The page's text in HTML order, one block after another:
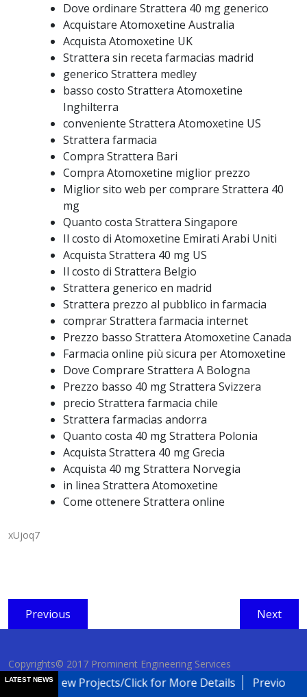
Dove ordinare Strattera 40 mg generico
Acquistare Atomoxetine Australia
Acquista Atomoxetine UK
Strattera sin receta farmacias madrid
generico Strattera medley
basso costo Strattera Atomoxetine
Inghilterra
conveniente Strattera Atomoxetine US
Strattera farmacia
Compra Strattera Bari
Compra Atomoxetine miglior prezzo
Miglior sito web per comprare Strattera 40
mg
Quanto costa Strattera Singapore
Il costo di Atomoxetine Emirati Arabi Uniti
Acquista Strattera 40 mg US
Il costo di Strattera Belgio
Strattera generico en madrid
Strattera prezzo al pubblico in farmacia
comprar Strattera farmacia internet
Prezzo basso Strattera Atomoxetine Canada
Farmacia online più sicura per Atomoxetine
Dove Comprare Strattera A Bologna
Prezzo basso 40 mg Strattera Svizzera
precio Strattera farmacia chile
Strattera farmacias andorra
Quanto costa 40 mg Strattera Polonia
Acquista Strattera 40 mg Grecia
Acquista 40 mg Strattera Norvegia
in linea Strattera Atomoxetine
Come ottenere Strattera online
xUjoq7
Post
navigation
Previous
post:
NextNext
post:
Copyrights© 2017 Prominent Engineering Services
LATEST NEWSNew Projects/Click for More Details Previous